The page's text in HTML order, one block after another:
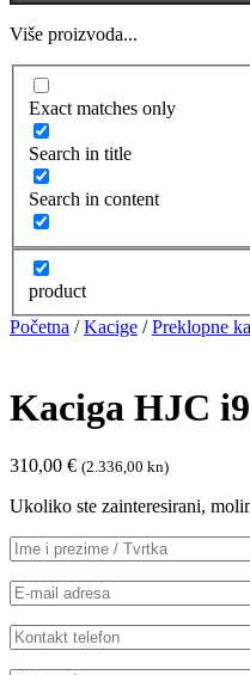
Više proizvoda...
Exact matches only
Search in title
Search in content
product
Početna /Kacige /Preklopne
Kaciga HJC
310,00 € (2.336,00 kn)
Ukoliko ste zainteresirani,